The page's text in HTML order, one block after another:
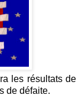
les résultats de
de défaite.